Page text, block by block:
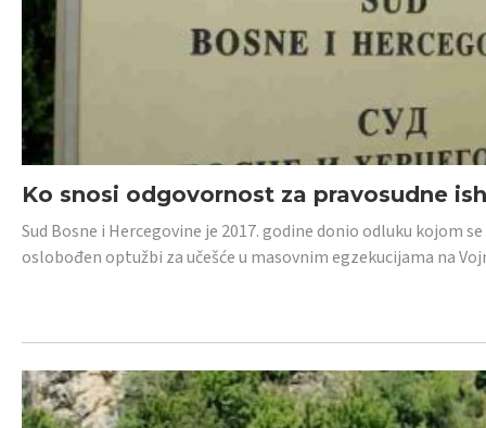
Ko snosi odgovornost za pravosudne
Sud Bosne i Hercegovine je 2017. godine donio odluku kojom
oslobođen optužbi za učešće u masovnim egzekucijama na